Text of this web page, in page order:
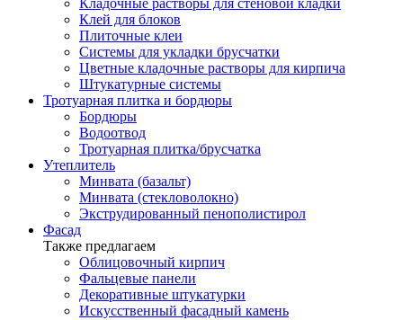
Кладочные растворы для стеновой кладки
Клей для блоков
Плиточные клеи
Системы для укладки брусчатки
Цветные кладочные растворы для кирпича
Штукатурные системы
Тротуарная плитка и бордюры
Бордюры
Водоотвод
Тротуарная плитка/брусчатка
Утеплитель
Минвата (базальт)
Минвата (стекловолокно)
Экструдированный пенополистирол
Фасад
Также предлагаем
Облицовочный кирпич
Фальцевые панели
Декоративные штукатурки
Искусственный фасадный камень